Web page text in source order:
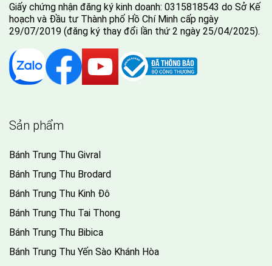
Giấy chứng nhận đăng ký kinh doanh: 0315818543 do Sở Kế
hoạch và Đầu tư Thành phố Hồ Chí Minh cấp ngày
29/07/2019 (đăng ký thay đổi lần thứ 2 ngày 25/04/2025).
Sản phẩm
Bánh Trung Thu Givral
Bánh Trung Thu Brodard
Bánh Trung Thu Kinh Đô
Bánh Trung Thu Tai Thong
Bánh Trung Thu Bibica
Bánh Trung Thu Yến Sào Khánh Hòa